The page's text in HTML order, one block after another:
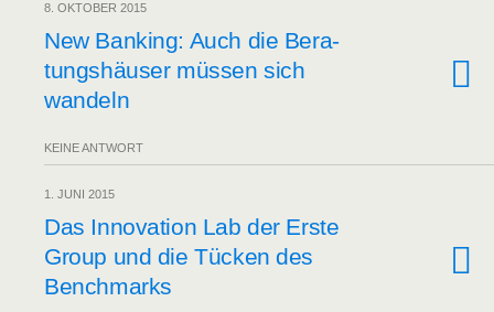
8. OKTOBER 2015
New Ban­king: Auch die Bera­
tungs­häu­ser müs­sen sich
wandeln
KEINE ANTWORT
1. JUNI 2015
Das Inno­va­ti­on Lab der Ers­te
Group und die Tücken des
Benchmarks